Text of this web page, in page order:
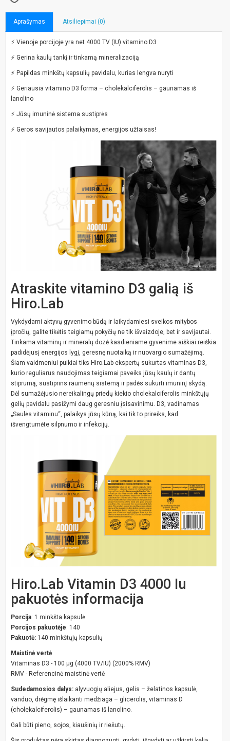
Aprašymas Atsiliepimai (0)
⚡ Vienoje porcijoje yra net 4000 TV (IU) vitamino D3
⚡ Gerina kaulų tankį ir tinkamą mineralizaciją
⚡ Papildas minkštų kapsulių pavidalu, kurias lengva nuryti
⚡ Geriausia vitamino D3 forma – cholekalciferolis – gaunamas iš
lanolino
⚡ Jūsų imuninė sistema sustiprės
⚡ Geros savijautos palaikymas, energijos užtaisas!
Atraskite vitamino D3 galią iš
Hiro.Lab
Vykdydami aktyvų gyvenimo būdą ir laikydamiesi sveikos mitybos
įpročių, galite tikėtis teigiamų pokyčių ne tik išvaizdoje, bet ir savijautai.
Tinkama vitaminų ir mineralų dozė kasdieniame gyvenime aiškiai reiškia
padidėjusį energijos lygį, geresnę nuotaiką ir nuovargio sumažėjimą.
Šiam vaidmeniui puikiai tiks Hiro.Lab ekspertų sukurtas vitaminas D3,
kurio reguliarus naudojimas teigiamai paveiks jūsų kaulų ir dantų
stiprumą, sustiprins raumenų sistemą ir padės sukurti imuninį skydą.
Dėl sumažėjusio nereikalingų priedų kiekio cholekalciferolis minkštųjų
gelių pavidalu pasižymi daug geresniu įsisavinimu. D3, vadinamas
„Saulės vitaminu“, palaikys jūsų kūną, kai tik to prireiks, kad
išvengtumėte silpnumo ir infekcijų.
Hiro.Lab Vitamin D3 4000 Iu
pakuotės informacija
Porcija: 1 minkšta kapsulė
Porcijos pakuotėje: 140
Pakuotė: 140 minkštųjų kapsulių
Maistinė vertė
Vitaminas D3 - 100 µg (4000 TV/IU) (2000% RMV)
RMV - Referencinė maistinė vertė
Sudedamosios dalys: alyvuogių aliejus, gelis – želatinos kapsulė,
vanduo, drėgmę išlaikanti medžiaga – glicerolis, vitaminas D
(cholekalciferolis) – gaunamas iš lanolino.
Gali būti pieno, sojos, kiaušinių ir riešutų.